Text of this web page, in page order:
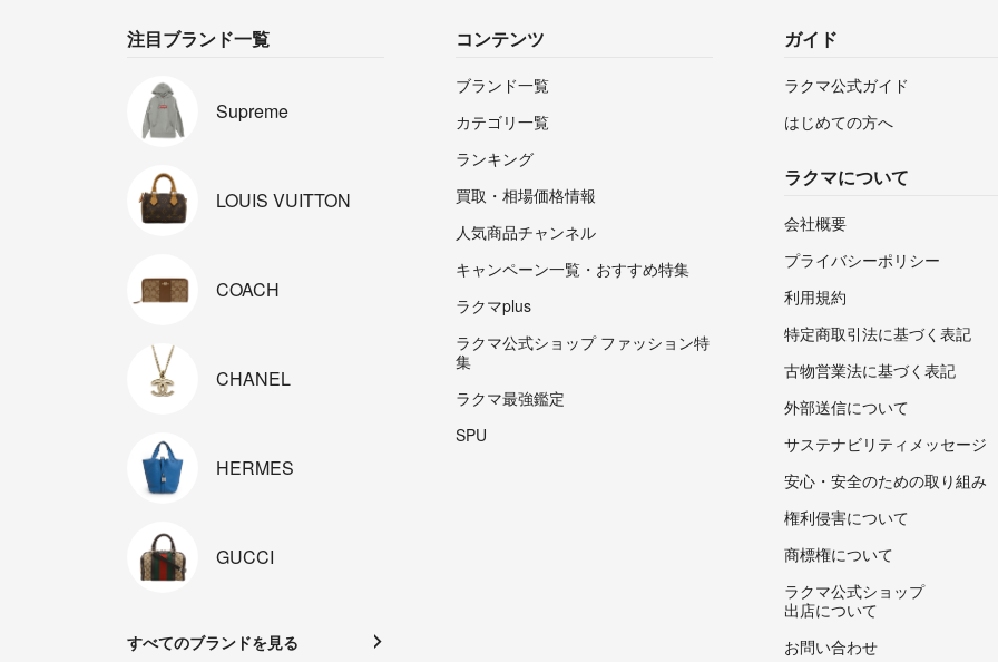
注目ブランド一覧
Supreme
LOUIS VUITTON
COACH
CHANEL
HERMES
GUCCI
すべてのブランドを見る
コンテンツ
ブランド一覧
カテゴリ一覧
ランキング
買取・相場価格情報
人気商品チャンネル
キャンペーン一覧・おすすめ特集
ラクマplus
ラクマ公式ショップ ファッション特
集
ラクマ最強鑑定
SPU
ガイド
ラクマ公式ガイド
はじめての方へ
ラクマについて
会社概要
プライバシーポリシー
利用規約
特定商取引法に基づく表記
古物営業法に基づく表記
外部送信について
サステナビリティメッセージ
安心・安全のための取り組み
権利侵害について
商標権について
ラクマ公式ショップ
出店について
お問い合わせ